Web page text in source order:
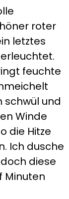
roter
letztes
feuchte
schwül und
Winde
die Hitze
Ich dusche
diese
Minuten